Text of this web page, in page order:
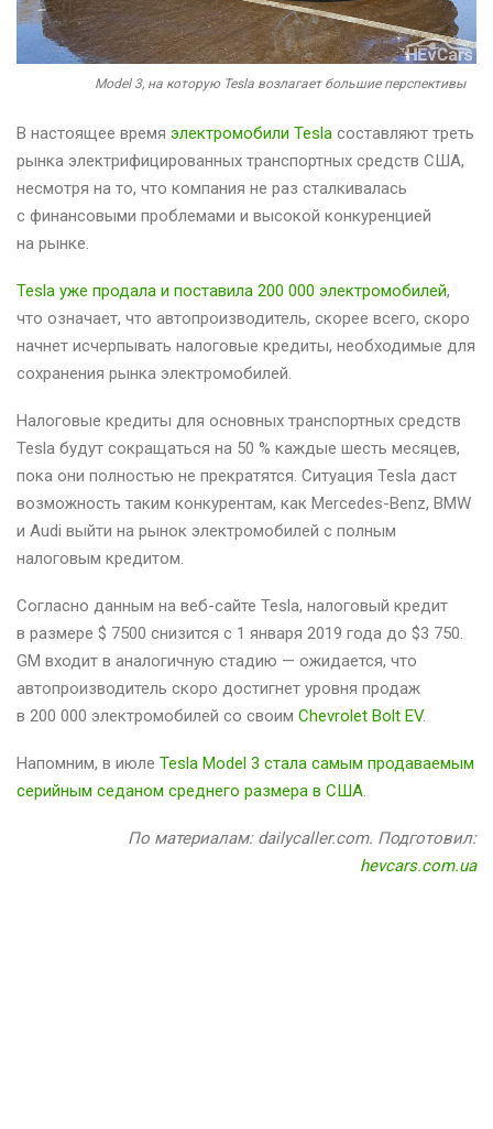
Model 3, на которую Tesla возлагает большие перспективы
В настоящее время электромобили Tesla составляют треть
рынка электрифицированных транспортных средств США,
несмотря на то, что компания не раз сталкивалась
с финансовыми проблемами и высокой конкуренцией
на рынке.
Tesla уже продала и поставила 200 000 электромобилей,
что означает, что автопроизводитель, скорее всего, скоро
начнет исчерпывать налоговые кредиты, необходимые для
сохранения рынка электромобилей.
Налоговые кредиты для основных транспортных средств
Tesla будут сокращаться на 50 % каждые шесть месяцев,
пока они полностью не прекратятся. Ситуация Tesla даст
возможность таким конкурентам, как Mercedes-Benz, BMW
и Audi выйти на рынок электромобилей с полным
налоговым кредитом.
Согласно данным на веб-сайте Tesla, налоговый кредит
в размере $ 7500 снизится с 1 января 2019 года до $3 750.
GM входит в аналогичную стадию — ожидается, что
автопроизводитель скоро достигнет уровня продаж
в 200 000 электромобилей со своим Chevrolet Bolt EV.
Напомним, в июле Tesla Model 3 стала самым продаваемым
серийным седаном среднего размера в США.
По материалам: dailycaller.com. Подготовил:
hevcars.com.ua